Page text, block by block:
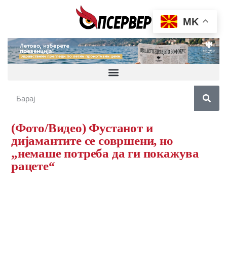
(Фото/Видео) Фустанот и
дијамантите се совршени, но
„немаше потреба да ги покажува
рацете“
MK